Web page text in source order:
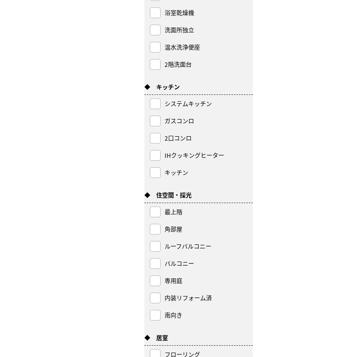
浴室乾燥機
洗面所独立
温水洗浄便座
2階洗面台
◆ キッチン
システムキッチン
ガスコンロ
2口コンロ
IHクッキングヒーター
キッチン
◆ 住空間・採光
最上階
角部屋
ルーフバルコニー
バルコニー
専用庭
内装リフォーム済
南向き
◆ 居室
フローリング